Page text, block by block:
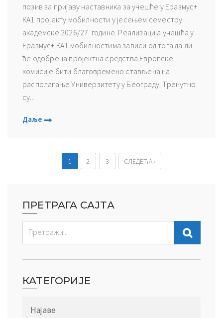
позив за пријаву наставника за учешће у Еразмус+
КА1 пројекту мобилности у јесењем семестру
академске 2026/27. године. Реализација учешћа у
Еразмус+ КА1 мобилностима зависи од тога да ли
ће одобрена пројектна средства Европске
комисије бити благовремено стављена на
располагање Универзитету у Београду. Тренутно
су...
Даље
1 2 3 СЛЕДЕЋА ›
ПРЕТРАГА САЈТА
КАТЕГОРИЈЕ
Најаве